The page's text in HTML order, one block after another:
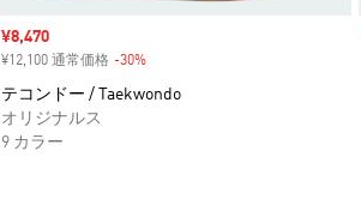
セール価格
¥8,470
¥12,100 通常価格 -30%
テコンドー / Taekwondo
オリジナルス
9 カラー